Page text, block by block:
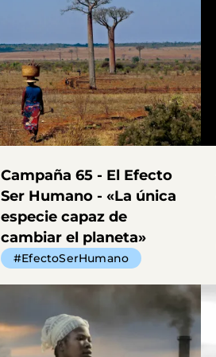
Campaña 65 - El Efecto
Ser Humano - «La única
especie capaz de
cambiar el planeta»
#EfectoSerHumano